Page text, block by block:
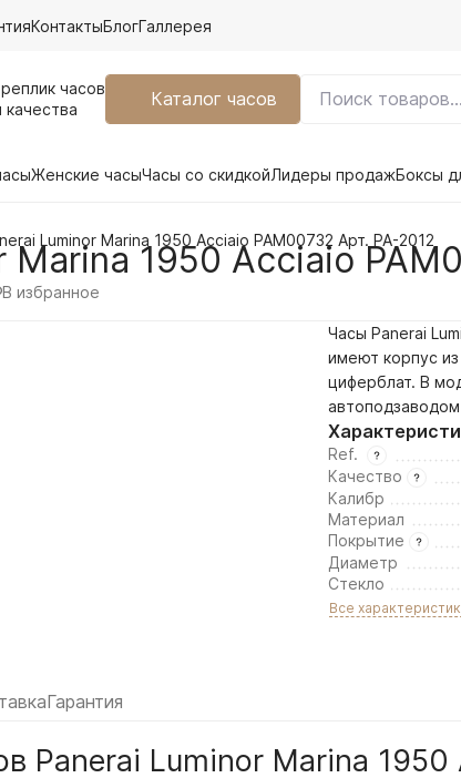
КонтактыБлогГаллерея
часов
Каталог часов
Женские часыЧасы со скидкойЛидеры продажБоксы
Luminor Marina 1950 Acciaio PAM00732 Арт. PA-2012
Marina 1950 Acciaio
В избранное
Часы Panerai
имеют корпус
циферблат. В
Ref.
Качество
Калибр
Материал
Покрытие
Диаметр
Стекло
Все
Гарантия
Panerai Luminor Marina